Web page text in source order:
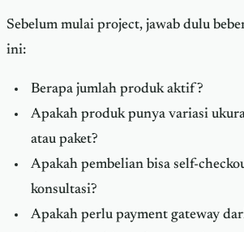
Sebelum mulai project, jawab dulu
ini:
Berapa jumlah produk aktif?
Apakah produk punya variasi
atau paket?
Apakah pembelian bisa self-
konsultasi?
Apakah perlu payment gateway